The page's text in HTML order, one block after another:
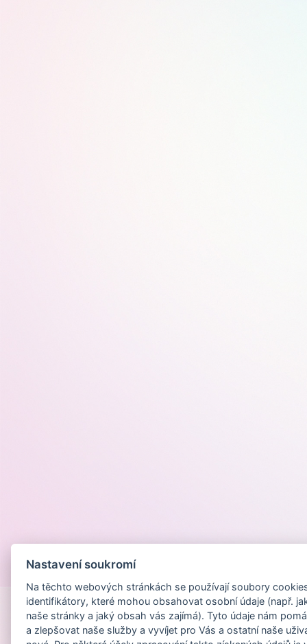
Nastavení soukromí
Na těchto webových stránkách se používají soubory
identifikátory, které mohou obsahovat osobní údaje (např.
naše stránky a jaký obsah vás zajímá). Tyto údaje nám
a zlepšovat naše služby a vyvíjet pro Vás a ostatní naše